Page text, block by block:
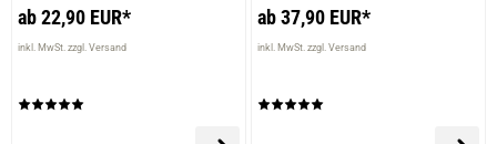
ab 22,90 EUR*
inkl. MwSt. zzgl. Versand
ab 37,90 EUR*
inkl. MwSt. zzgl. Versand